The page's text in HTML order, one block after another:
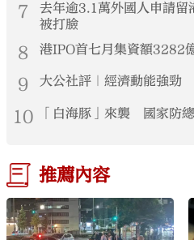
7
去年逾3.1萬外國人申請
被打臉
8 港IPO首七月集資額
9 大公社評｜經濟動能強勁
10 「白海豚」來襲 國家防
推薦內容